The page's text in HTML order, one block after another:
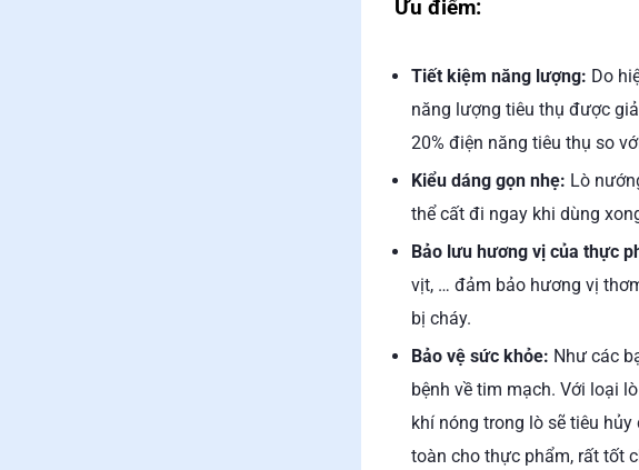
Ưu điểm:
Tiết kiệm năng lượng: Do
năng lượng tiêu thụ được
20% điện năng tiêu thụ so
Kiểu dáng gọn nhẹ: Lò
thể cất đi ngay khi dùng
Bảo lưu hương vị của thực
vịt, … đảm bảo hương vị
bị cháy.
Bảo vệ sức khỏe: Như các
bệnh về tim mạch. Với loại
khí nóng trong lò sẽ tiêu
toàn cho thực phẩm, rất tốt